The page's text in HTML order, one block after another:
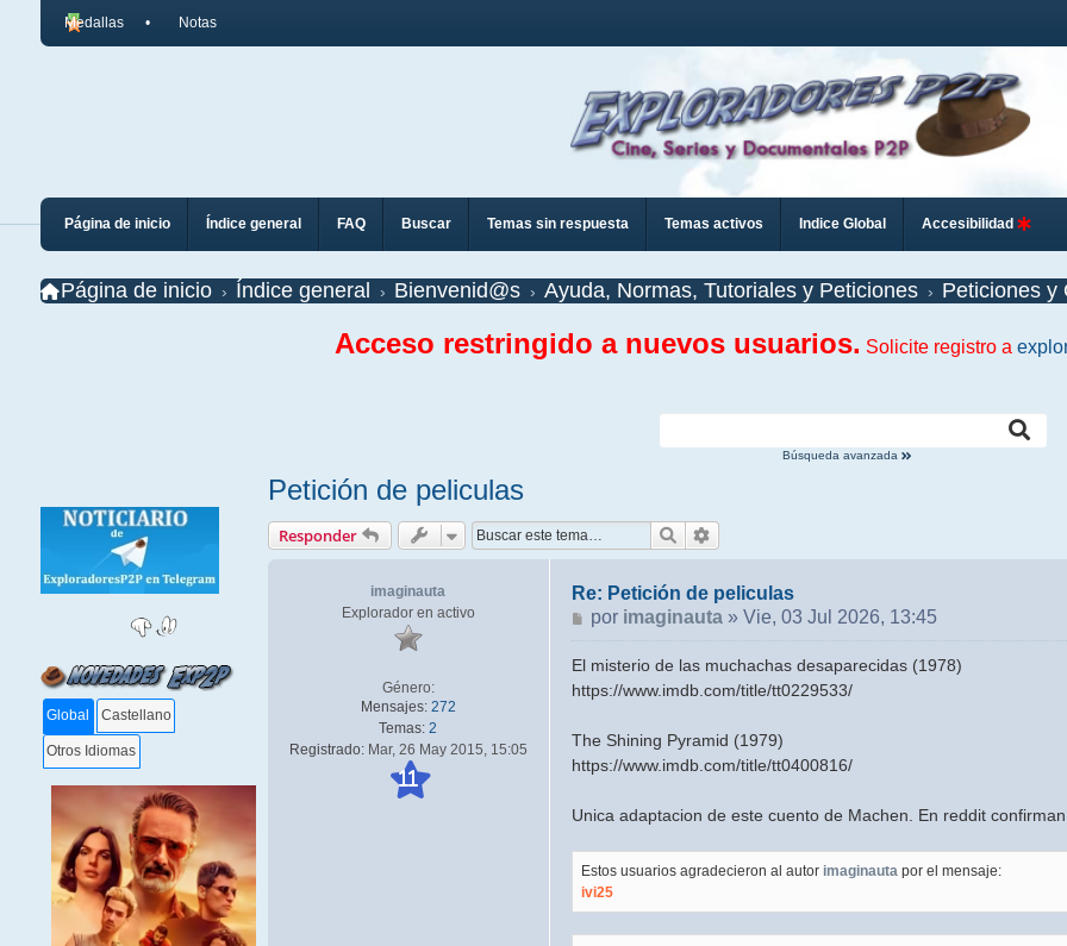
Medallas Notas
Página de inicio Índice general FAQ Buscar Temas sin respuesta Temas activos Indice Global Accesibilidad
Página de inicio Índice general Bienvenid@s Ayuda, Normas, Tutoriales y Peticiones Peticiones y
Acceso restringido a nuevos usuarios. Solicite registro a
Búsqueda avanzada
Global Castellano
Otros Idiomas
Petición de peliculas
Responder Buscar
imaginauta
Explorador en activo
Género:
Mensajes: 272
Temas: 2
Registrado:Mar, 26 May 2015, 15:05
11
Re: Petición de peliculas
Mensaje
por imaginauta »Vie, 03 Jul 2026, 13:45
El misterio de las muchachas desaparecidas (1978)
https://www.imdb.com/title/tt0229533/
The Shining Pyramid (1979)
https://www.imdb.com/title/tt0400816/
Unica adaptacion de este cuento de Machen. En reddit
Estos usuarios agradecieron al autor imaginautapor el mensaje:
ivi25